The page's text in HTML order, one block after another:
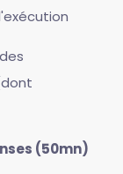
(50mn)